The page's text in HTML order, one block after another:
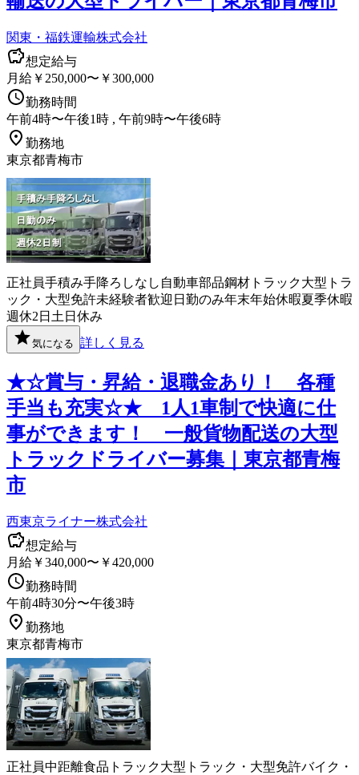
関東・福鉄運輸株式会社
想定給与
月給￥250,000〜￥300,000
勤務時間
午前4時〜午後1時 , 午前9時〜午後6時
勤務地
東京都青梅市
正社員手積み手降ろしなし 自動車部品鋼材 トラック大型トラ
ック・大型免許未経験者歓迎 日勤のみ年末年始休暇夏季休暇
週休2日 土日休み
気になる 詳しく見る
★☆賞与・昇給・退職金あり！ 各種
手当も充実☆★ 1人1車制で快適に仕
事ができます！ 一般貨物配送の大型
トラックドライバー募集｜東京都青梅
市
西東京ライナー株式会社
想定給与
月給￥340,000〜￥420,000
勤務時間
午前4時30分〜午後3時
勤務地
東京都青梅市
正社員中距離食品 トラック大型トラック・大型免許バイク・